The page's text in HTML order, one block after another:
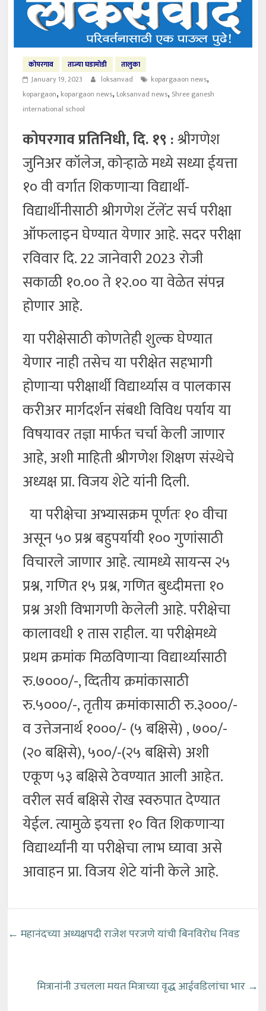
मदतीचा हात
कोपरगाव ताज्या घडामोडी
तालुका
January 19, 2023
loksanvad kopargaaon news,
kopargaon, kopargaon news, Loksanvad news, Shree ganesh
international school
कोपरगाव प्रतिनिधी, दि. १९ :श्रीगणेश
जुनिअर कॉलेज, कोऱ्हाळे मध्ये सध्या ईयत्ता
१० वी वर्गात शिकणार्‍या विद्यार्थी-
विद्यार्थीनीसाठी श्रीगणेश टॅलेंट सर्च परीक्षा
ऑफलाइन घेण्यात येणार आहे. सदर परीक्षा
रविवार दि. 22 जानेवारी 2023 रोजी
सकाळी १०.०० ते १२.०० या वेळेत संपन्न
होणार आहे.
या परीक्षेसाठी कोणतेही शुल्क घेण्यात
येणार नाही तसेच या परीक्षेत सहभागी
होणाऱ्या परीक्षार्थी विद्यार्थ्यास व पालकास
करीअर मार्गदर्शन संबधी विविध पर्याय या
विषयावर तज्ञा मार्फत चर्चा केली जाणार
आहे, अशी माहिती श्रीगणेश शिक्षण संस्थेचे
अध्यक्ष प्रा. विजय शेटे यांनी दिली.
या परीक्षेचा अभ्यासक्रम पूर्णतः १० वीचा
असून ५० प्रश्न बहुपर्यायी १०० गुणांसाठी
विचारले जाणार आहे. त्यामध्ये सायन्स २५
प्रश्न, गणित १५ प्रश्न, गणित बुध्दीमत्ता १०
प्रश्न अशी विभागणी केलेली आहे. परीक्षेचा
कालावधी १ तास राहील. या परीक्षेमध्ये
प्रथम क्रमांक मिळविणाऱ्या विद्यार्थ्यासाठी
रु.७०००/-, व्दितीय क्रमांकासाठी
रु.५०००/-, तृतीय क्रमांकासाठी रु.३०००/-
व उत्तेजनार्थ १०००/- (५ बक्षिसे) , ७००/-
(२० बक्षिसे), ५००/-(२५ बक्षिसे) अशी
एकूण ५३ बक्षिसे ठेवण्यात आली आहेत.
वरील सर्व बक्षिसे रोख स्वरुपात देण्यात
येईल. त्यामुळे इयत्ता १० वित शिकणाऱ्या
विद्यार्थ्यांनी या परीक्षेचा लाभ घ्यावा असे
आवाहन प्रा. विजय शेटे यांनी केले आहे.
← महानंदच्या अध्यक्षपदी राजेश परजणे यांची बिनविरोध निवड
मित्रानांनी उचलला मयत मित्राच्या वृद्ध आईवडिलांचा भार →